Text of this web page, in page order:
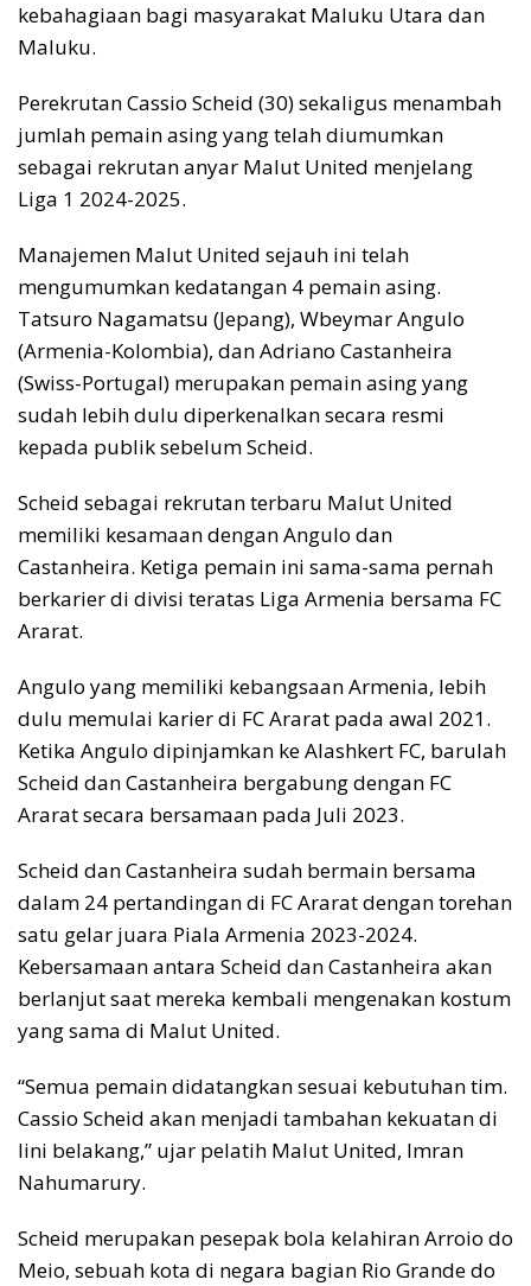
kebahagiaan bagi masyarakat Maluku Utara dan
Maluku.
Perekrutan Cassio Scheid (30) sekaligus menambah
jumlah pemain asing yang telah diumumkan
sebagai rekrutan anyar Malut United menjelang
Liga 1 2024-2025.
Manajemen Malut United sejauh ini telah
mengumumkan kedatangan 4 pemain asing.
Tatsuro Nagamatsu (Jepang), Wbeymar Angulo
(Armenia-Kolombia), dan Adriano Castanheira
(Swiss-Portugal) merupakan pemain asing yang
sudah lebih dulu diperkenalkan secara resmi
kepada publik sebelum Scheid.
Scheid sebagai rekrutan terbaru Malut United
memiliki kesamaan dengan Angulo dan
Castanheira. Ketiga pemain ini sama-sama pernah
berkarier di divisi teratas Liga Armenia bersama FC
Ararat.
Angulo yang memiliki kebangsaan Armenia, lebih
dulu memulai karier di FC Ararat pada awal 2021.
Ketika Angulo dipinjamkan ke Alashkert FC, barulah
Scheid dan Castanheira bergabung dengan FC
Ararat secara bersamaan pada Juli 2023.
Scheid dan Castanheira sudah bermain bersama
dalam 24 pertandingan di FC Ararat dengan torehan
satu gelar juara Piala Armenia 2023-2024.
Kebersamaan antara Scheid dan Castanheira akan
berlanjut saat mereka kembali mengenakan kostum
yang sama di Malut United.
“Semua pemain didatangkan sesuai kebutuhan tim.
Cassio Scheid akan menjadi tambahan kekuatan di
lini belakang,” ujar pelatih Malut United, Imran
Nahumarury.
Scheid merupakan pesepak bola kelahiran Arroio do
Meio, sebuah kota di negara bagian Rio Grande do